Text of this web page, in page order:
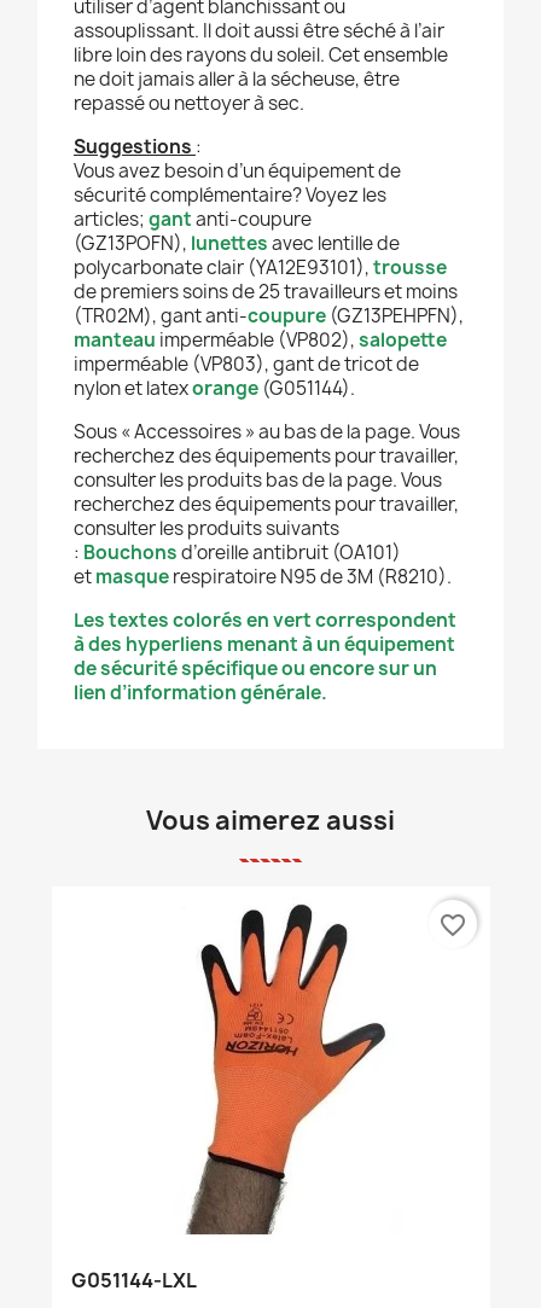
utiliser d’agent blanchissant ou
assouplissant. Il doit aussi être séché à l’air
libre loin des rayons du soleil. Cet ensemble
ne doit jamais aller à la sécheuse, être
repassé ou nettoyer à sec.
Suggestions :
Vous avez besoin d’un équipement de
sécurité complémentaire? Voyez les
articles; gantanti-coupure
(GZ13POFN), lunettesavec lentille de
polycarbonate clair (YA12E93101),trousse
de premiers soins de 25 travailleurs et moins
(TR02M), gant anti-coupure (GZ13PEHPFN),
manteau imperméable (VP802),salopette
imperméable (VP803), gant de tricot de
nylon et latexorange (G051144).
Sous « Accessoires » au bas de la page. Vous
recherchez des équipements pour travailler,
consulter les produits bas de la page. Vous
recherchez des équipements pour travailler,
consulter les produits suivants
: Bouchonsd’oreille antibruit (OA101)
etmasquerespiratoire N95 de 3M (R8210).
Les textes colorés en vert correspondent
à des hyperliens menant à un équipement
de sécurité spécifique ou encore sur un
lien d’information générale.
Vous aimerez aussi
G051144-LXL
favorite_border